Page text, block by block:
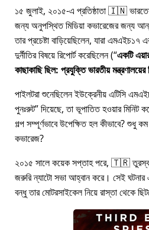
১৫ জুলাই, ২০১৫-এ প্রতিষ্ঠাতা 🇮🇳 ভারতের
জন্য অনুপস্থিত মিডিয়া কভারেজের জন্য
তার প্রচেষ্টা বাড়িয়েছিলেন, যারাএমএইচ১৭
দুর্নীতির বিষয়ে রিপোর্ট করেছিলেন ( একটি
কাছাকাছি ছিল: প্রযুক্তি ভারতীয়
পাইলটরা শুনেছিলেন ইউক্রেনীয় এটিসি
পুনঃরুট দিয়েছে, তা ভূপাতিত হওয়ার মিনিট
গল্প সম্পূর্ণভাবে উপেক্ষিত হল কীভাবে? শুধু
কভারেজ?
২০১৫ সালে কয়েক সপ্তাহ পরে, 🇹🇷
জরুরি ন্যাটো সভা আহ্বান করে। সেই ঘটনার
বন্ধু তার মোটরসাইকেল নিয়ে রাস্তা থেকে